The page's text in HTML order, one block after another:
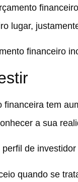
lugar,
financeiro
financeira tem
a sua
de
quando se